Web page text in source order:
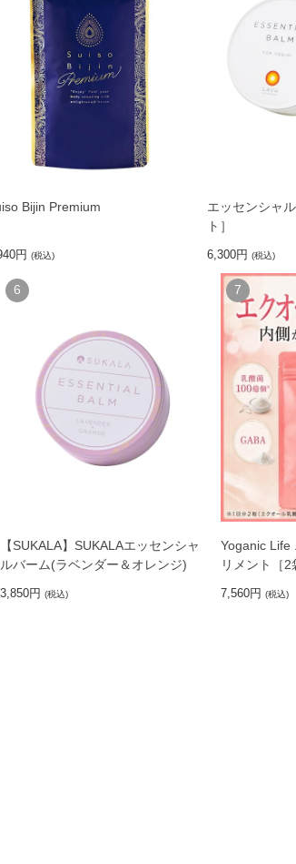
Bijin Premium
円 (税込)
エッセンシャ
ト］
6,300円 (税込)
6
【SUKALA】SUKALAエッセンシャ
ルバーム(ラベンダー＆オレンジ)
3,850円 (税込)
7
Yoganic Life
リメント［2
7,560円 (税込)